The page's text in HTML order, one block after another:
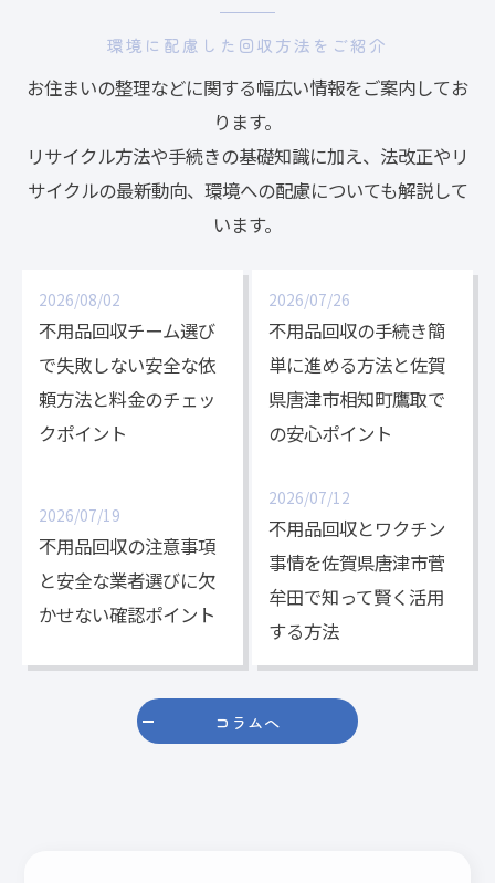
環境に配慮した回収方法をご紹介
お住まいの整理などに関する幅広い情報をご案内してお
ります。
リサイクル方法や手続きの基礎知識に加え、法改正やリ
サイクルの最新動向、環境への配慮についても解説して
います。
2026/08/02
不用品回収チーム選び
で失敗しない安全な依
頼方法と料金のチェッ
クポイント
2026/07/26
不用品回収の手続き簡
単に進める方法と佐賀
県唐津市相知町鷹取で
の安心ポイント
2026/07/19
不用品回収の注意事項
と安全な業者選びに欠
かせない確認ポイント
2026/07/12
不用品回収とワクチン
事情を佐賀県唐津市菅
牟田で知って賢く活用
する方法
コラムへ